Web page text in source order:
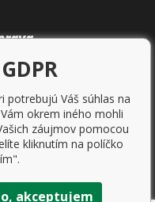
potrebujú Váš súhlas na
okrem iného mohli
záujmov pomocou
kliknutím na políčko
akceptujem